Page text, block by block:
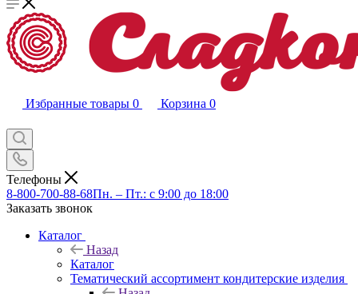
Избранные товары 0 Корзина 0
Телефоны
8-800-700-88-68Пн. – Пт.: с 9:00 до 18:00
Заказать звонок
Каталог
Назад
Каталог
Тематический ассортимент кондитерские изделия